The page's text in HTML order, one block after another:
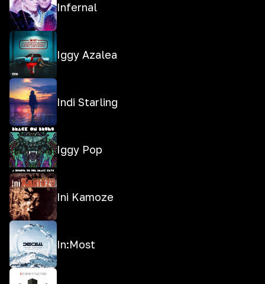
Infernal
Iggy Azalea
Indi Starling
Iggy Pop
Ini Kamoze
In:Most